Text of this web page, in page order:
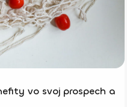
vo svoj prospech a